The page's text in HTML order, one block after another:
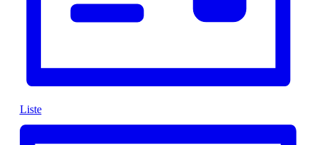
Liste